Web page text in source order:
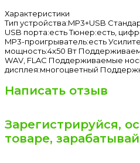
Характеристики
Тип устройства:MP3+USB
USB порта:есть Тюнер:есть,
MP3-проигрыватель:есть
мощность:4x50 Вт
WAV, FLAC Поддерживаемые
дисплея:многоцветный
Написать отзыв
Зарегистрируйся,
товаре,